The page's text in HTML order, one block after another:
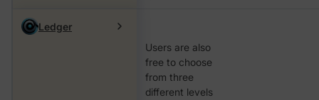
Ledger
Users are also
free to choose
from three
different levels